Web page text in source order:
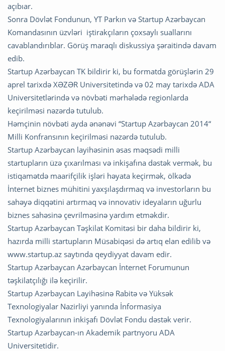
açıbıar.
Sonra Dövlət Fondunun, YT Parkın və Startup Azərbaycan
Komandasının üzvləri iştirakçıların çoxsaylı suallarını
cavablandırıblar. Görüş maraqlı diskussiya şəraitində davam
edib.
Startup Azərbaycan TK bildirir ki, bu formatda görüşlərin 29
aprel tarixdə XƏZƏR Universitetində və 02 may tarixdə ADA
Universitetlərində və növbəti mərhələdə regionlarda
keçirilməsi nəzərdə tutulub.
Həmçinin növbəti ayda ənənəvi “Startup Azərbaycan 2014“
Milli Konfransının keçirilməsi nəzərdə tutulub.
Startup Azərbaycan layihəsinin əsas məqsədi milli
startupların üzə çıxarılması və inkişafına dəstək vermək, bu
istiqamətdə maarifçilik işləri həyata keçirmək, ölkədə
İnternet biznes mühitini yaxşılaşdırmaq və investorların bu
sahəyə diqqətini artırmaq və innovativ ideyaların uğurlu
biznes sahəsinə çevrilməsinə yardım etməkdir.
Startup Azərbaycan Təşkilat Komitəsi bir daha bildirir ki,
hazırda milli startupların Müsabiqəsi də artıq elan edilib və
www.startup.az saytında qeydiyyat davam edir.
Startup Azərbaycan Azərbaycan İnternet Forumunun
təşkilatçılığı ilə keçirilir.
Startup Azərbaycan Layihəsinə Rabitə və Yüksək
Texnologiyalar Nazirliyi yanında İnformasiya
Texnologiyalarının inkişafı Dövlət Fondu dəstək verir.
Startup Azərbaycan-ın Akademik partnyoru ADA
Universitetidir.